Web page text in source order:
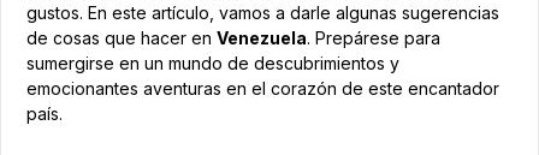
gustos. En este artículo, vamos a darle algunas sugerencias
de cosas que hacer en Venezuela. Prepárese para
sumergirse en un mundo de descubrimientos y
emocionantes aventuras en el corazón de este encantador
país.